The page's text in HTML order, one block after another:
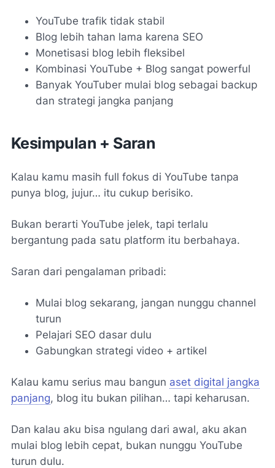
YouTube trafik tidak stabil
Blog lebih tahan lama karena SEO
Monetisasi blog lebih fleksibel
Kombinasi YouTube + Blog sangat powerful
Banyak YouTuber mulai blog sebagai backup
dan strategi jangka panjang
Kesimpulan + Saran
Kalau kamu masih full fokus di YouTube tanpa
punya blog, jujur… itu cukup berisiko.
Bukan berarti YouTube jelek, tapi terlalu
bergantung pada satu platform itu berbahaya.
Saran dari pengalaman pribadi:
Mulai blog sekarang, jangan nunggu channel
turun
Pelajari SEO dasar dulu
Gabungkan strategi video + artikel
Kalau kamu serius mau bangun aset digital jangka
panjang, blog itu bukan pilihan… tapi keharusan.
Dan kalau aku bisa ngulang dari awal, aku akan
mulai blog lebih cepat, bukan nunggu YouTube
turun dulu.